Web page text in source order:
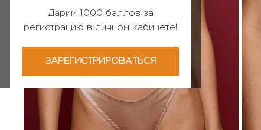
Дарим 1000 баллов за
регистрацию в личном кабинете!
ЗАРЕГИСТРИРОВАТЬСЯ